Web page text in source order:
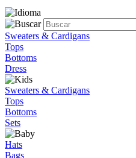
Sweaters & Cardigans
Tops
Bottoms
Dress
Sweaters & Cardigans
Tops
Bottoms
Sets
Hats
Bags